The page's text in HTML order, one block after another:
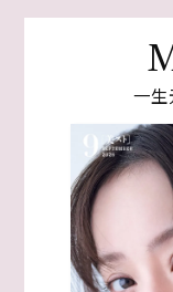
一生